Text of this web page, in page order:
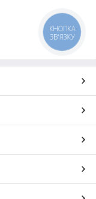
КНОПКА
ЗВ'ЯЗКУ